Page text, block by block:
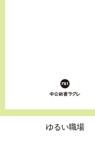
ゆるい職場